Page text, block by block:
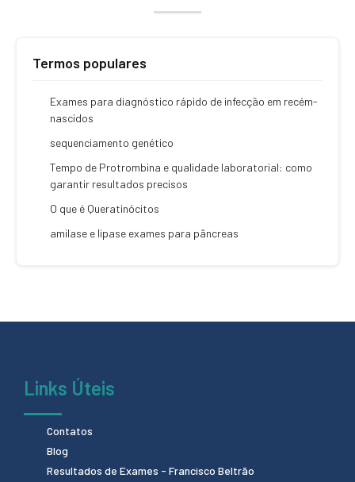
Termos populares
Exames para diagnóstico rápido de infecção em recém-
nascidos
sequenciamento genético
Tempo de Protrombina e qualidade laboratorial: como
garantir resultados precisos
O que é Queratinócitos
amilase e lipase exames para pâncreas
Links Úteis
Contatos
Blog
Resultados de Exames - Francisco Beltrão